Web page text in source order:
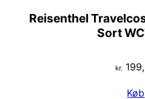
Reisenthel
Sort
kr.
Køb